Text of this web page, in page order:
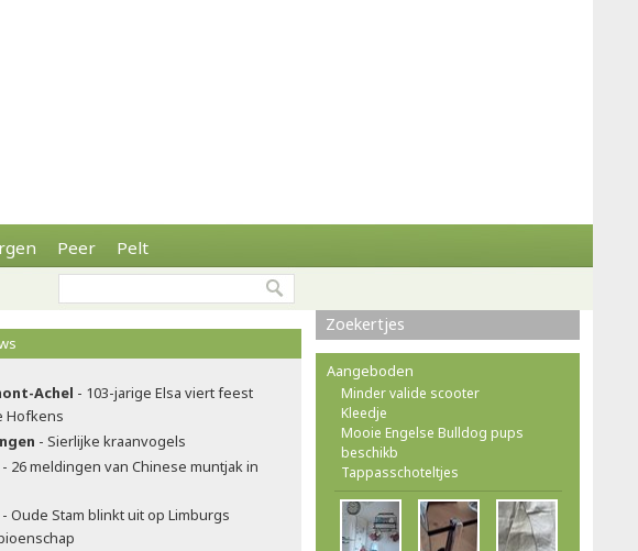
Peer Pelt
Achel - 103-jarige Elsa viert feest
Hofkens
- Sierlijke kraanvogels
- 26 meldingen van Chinese muntjak in
- Oude Stam blinkt uit op Limburgs
Zoekertjes
Aangeboden
Minder valide scooter
Kleedje
Mooie Engelse Bulldog pups
beschikb
Tappasschoteltjes